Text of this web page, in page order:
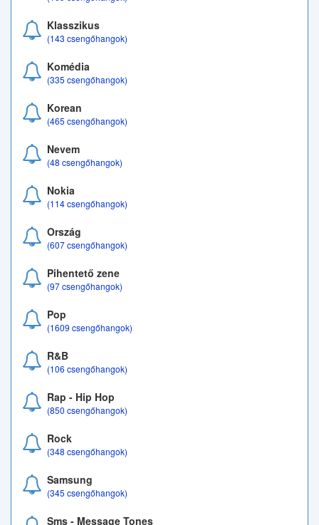
Klasszikus
(143 csengőhangok)
Komédia
(335 csengőhangok)
Korean
(465 csengőhangok)
Nevem
(48 csengőhangok)
Nokia
(114 csengőhangok)
Ország
(607 csengőhangok)
Pihentető zene
(97 csengőhangok)
Pop
(1609 csengőhangok)
R&B
(106 csengőhangok)
Rap - Hip Hop
(850 csengőhangok)
Rock
(348 csengőhangok)
Samsung
(345 csengőhangok)
Sms - Message Tones